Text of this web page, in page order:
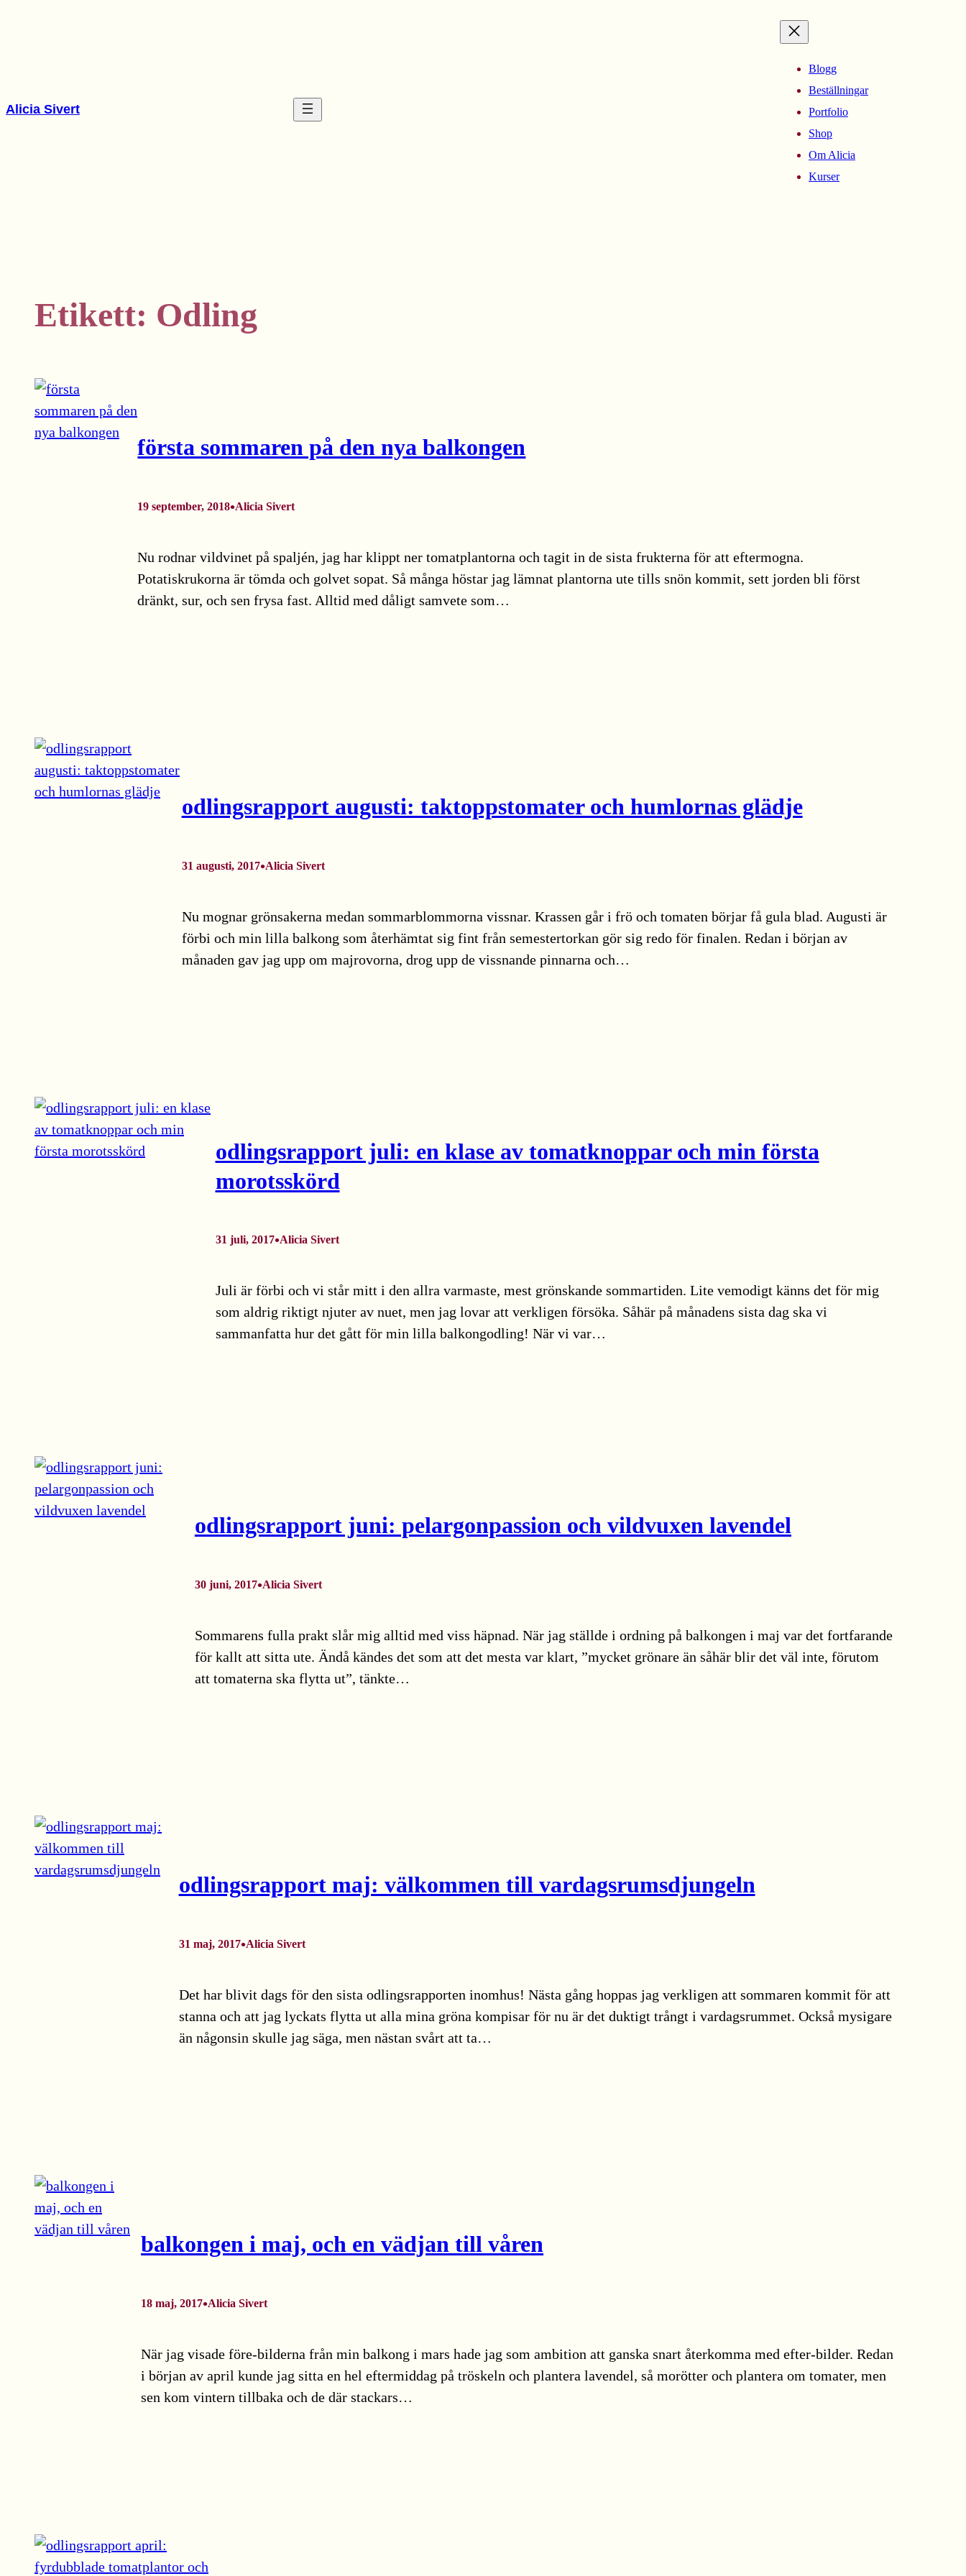
Alicia Sivert
Blogg
Beställningar
Portfolio
Shop
Om Alicia
Kurser
Etikett: Odling
första sommaren på den nya balkongen
19 september, 2018•Alicia Sivert
Nu rodnar vildvinet på spaljén, jag har klippt ner tomatplantorna och tagit in de sista frukterna för att eftermogna.
Potatiskrukorna är tömda och golvet sopat. Så många höstar jag lämnat plantorna ute tills snön kommit, sett jorden bli först
dränkt, sur, och sen frysa fast. Alltid med dåligt samvete som…
odlingsrapport augusti: taktoppstomater och humlornas glädje
31 augusti, 2017•Alicia Sivert
Nu mognar grönsakerna medan sommarblommorna vissnar. Krassen går i frö och tomaten börjar få gula blad. Augusti är
förbi och min lilla balkong som återhämtat sig fint från semestertorkan gör sig redo för finalen. Redan i början av
månaden gav jag upp om majrovorna, drog upp de vissnande pinnarna och…
odlingsrapport juli: en klase av tomatknoppar och min första
morotsskörd
31 juli, 2017•Alicia Sivert
Juli är förbi och vi står mitt i den allra varmaste, mest grönskande sommartiden. Lite vemodigt känns det för mig
som aldrig riktigt njuter av nuet, men jag lovar att verkligen försöka. Såhär på månadens sista dag ska vi
sammanfatta hur det gått för min lilla balkongodling! När vi var…
odlingsrapport juni: pelargonpassion och vildvuxen lavendel
30 juni, 2017•Alicia Sivert
Sommarens fulla prakt slår mig alltid med viss häpnad. När jag ställde i ordning på balkongen i maj var det fortfarande
för kallt att sitta ute. Ändå kändes det som att det mesta var klart, ”mycket grönare än såhär blir det väl inte, förutom
att tomaterna ska flytta ut”, tänkte…
odlingsrapport maj: välkommen till vardagsrumsdjungeln
31 maj, 2017•Alicia Sivert
Det har blivit dags för den sista odlingsrapporten inomhus! Nästa gång hoppas jag verkligen att sommaren kommit för att
stanna och att jag lyckats flytta ut alla mina gröna kompisar för nu är det duktigt trångt i vardagsrummet. Också mysigare
än någonsin skulle jag säga, men nästan svårt att ta…
balkongen i maj, och en vädjan till våren
18 maj, 2017•Alicia Sivert
När jag visade före-bilderna från min balkong i mars hade jag som ambition att ganska snart återkomma med efter-bilder. Redan
i början av april kunde jag sitta en hel eftermiddag på tröskeln och plantera lavendel, så morötter och plantera om tomater, men
sen kom vintern tillbaka och de där stackars…